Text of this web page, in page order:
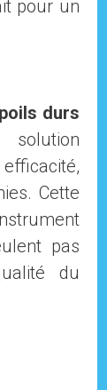
pour un
durs
Cette
pas
du